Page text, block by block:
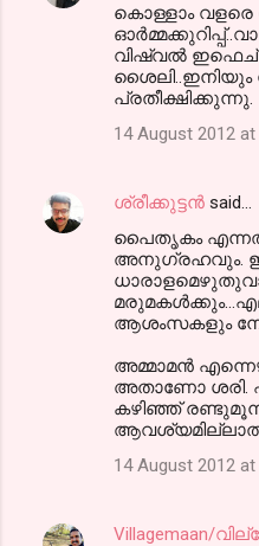
കൊള്ളാം
വിഷ്വല്‍
പ്രതീക്ഷിക്കുന്നു.
14 August 2012 at
ശ്രീക്കുട്ടന്‍ said…
പൈതൃകം എന്നത്
അനുഗ്രഹവും.
ആശംസകളും
അമ്മാമന്‍
അതാണോ ശരി.
കഴിഞ്ഞ്
14 August 2012 at
Villagemaan/